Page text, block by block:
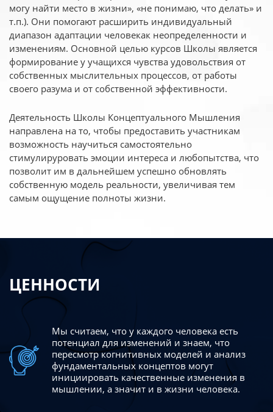
могу найти место в жизни», «не понимаю, что делать» и
т.п.). Они помогают расширить индивидуальный
диапазон адаптации человекак неопределенности и
изменениям. Основной целью курсов Школы является
формирование у учащихся чувства удовольствия от
собственных мыслительных процессов, от работы
своего разума и от собственной эффективности.
Деятельность Школы Концептуального Мышления
направлена на то, чтобы предоставить участникам
возможность научиться самостоятельно
стимулируровать эмоции интереса и любопытства, что
позволит им в дальнейшем успешно обновлять
собственную модель реальности, увеличивая тем
самым ощущение полноты жизни.
ЦЕННОСТИ
Мы считаем, что у каждого человека есть
потенциал для изменений и знаем, что
пересмотр когнитивных моделей и анализ
фундаментальных концептов могут
инициировать качественные изменения в
мышлении, а значит и в жизни человека.